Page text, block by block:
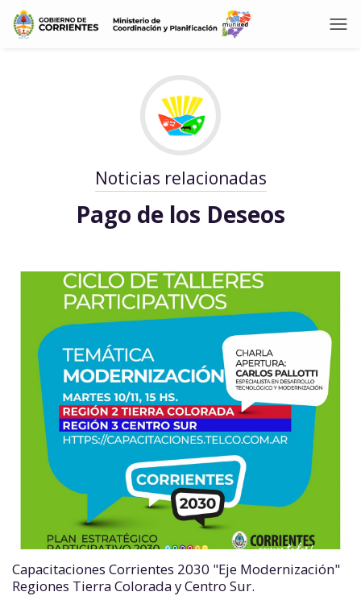
Noticias relacionadas
Pago de los Deseos
Capacitaciones Corrientes 2030 "Eje Modernización"
Regiones Tierra Colorada y Centro Sur.